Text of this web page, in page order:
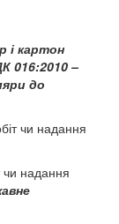
і картон
016:2010 –
до
чи надання
чи надання